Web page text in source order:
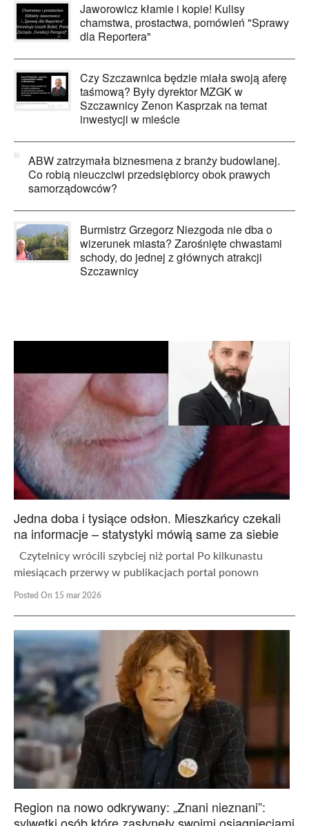
Jaworowicz kłamie i kopie! Kulisy
chamstwa, prostactwa, pomówień "Sprawy
dla Reportera"
Czy Szczawnica będzie miała swoją aferę
taśmową? Były dyrektor MZGK w
Szczawnicy Zenon Kasprzak na temat
inwestycji w mieście
ABW zatrzymała biznesmena z branży budowlanej.
Co robią nieuczciwi przedsiębiorcy obok prawych
samorządowców?
Burmistrz Grzegorz Niezgoda nie dba o
wizerunek miasta? Zarośnięte chwastami
schody, do jednej z głównych atrakcji
Szczawnicy
Jedna doba i tysiące odsłon. Mieszkańcy czekali
na informacje – statystyki mówią same za siebie
Czytelnicy wrócili szybciej niż portal Po kilkunastu
miesiącach przerwy w publikacjach portal ponown
Posted On 15 mar 2026
Region na nowo odkrywany: „Znani nieznani”: